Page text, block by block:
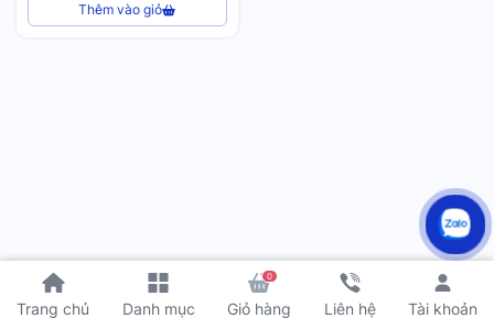
Trang chủ Danh mục
0
Giỏ hàng Liên hệ Tài khoản
Thêm vào giỏ